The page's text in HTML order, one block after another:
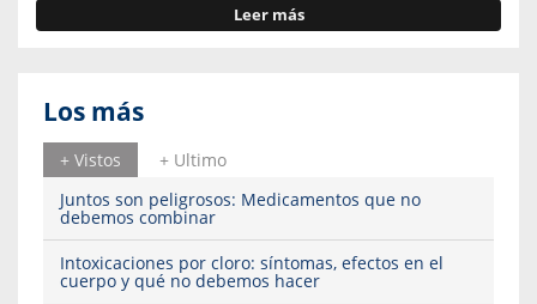
Leer más
Los más
+ Vistos
+ Ultimo
Juntos son peligrosos: Medicamentos que no
debemos combinar
Intoxicaciones por cloro: síntomas, efectos en el
cuerpo y qué no debemos hacer